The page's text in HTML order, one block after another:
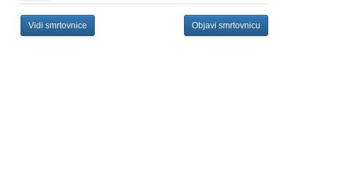
Vidi smrtovnice Objavi smrtovnicu